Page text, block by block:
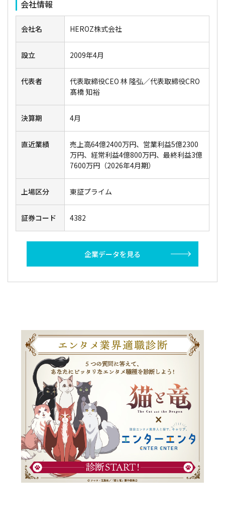
会社情報
会社名 HEROZ株式会社
設立 2009年4月
代表者
代表取締役CEO 林 隆弘／代表取締役CRO
髙橋 知裕
決算期 4月
直近業績
売上高64億2400万円、営業利益5億2300
万円、経常利益4億800万円、最終利益3億
7600万円（2026年4月期）
上場区分 東証プライム
証券コード 4382
企業データを見る